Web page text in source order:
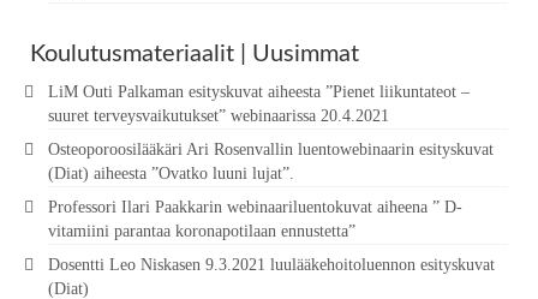
Koulutusmateriaalit | Uusimmat
LiM Outi Palkaman esityskuvat aiheesta ”Pienet liikuntateot –
suuret terveysvaikutukset” webinaarissa 20.4.2021
Osteoporoosilääkäri Ari Rosenvallin luentowebinaarin esityskuvat
(Diat) aiheesta ”Ovatko luuni lujat”.
Professori Ilari Paakkarin webinaariluentokuvat aiheena ” D-
vitamiini parantaa koronapotilaan ennustetta”
Dosentti Leo Niskasen 9.3.2021 luulääkehoitoluennon esityskuvat
(Diat)